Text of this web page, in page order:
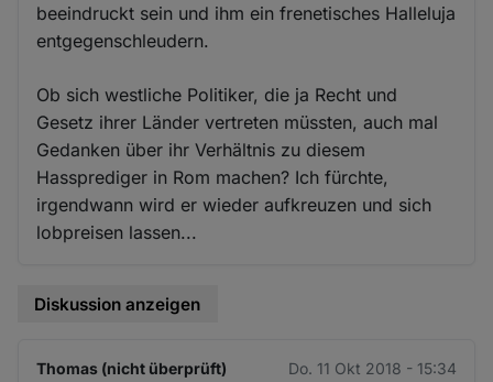
beeindruckt sein und ihm ein frenetisches Halleluja
entgegenschleudern.
Ob sich westliche Politiker, die ja Recht und
Gesetz ihrer Länder vertreten müssten, auch mal
Gedanken über ihr Verhältnis zu diesem
Hassprediger in Rom machen? Ich fürchte,
irgendwann wird er wieder aufkreuzen und sich
lobpreisen lassen...
Diskussion anzeigen
Thomas (nicht überprüft) Do. 11 Okt 2018 - 15:34